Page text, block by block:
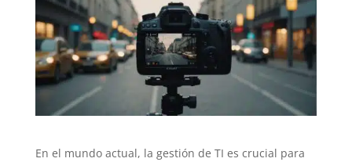
En el mundo actual, la gestión de TI es crucial para